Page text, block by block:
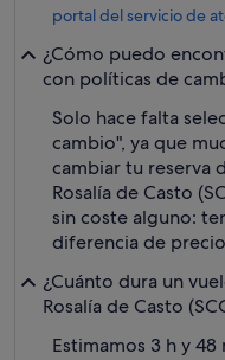
portal del servicio de
¿Cómo puedo
con políticas de
Solo hace falta
cambio", ya que
cambiar tu reserva
Rosalía de Casto
sin coste alguno:
diferencia de
¿Cuánto dura un
Rosalía de Casto
Estimamos 3 h y 48